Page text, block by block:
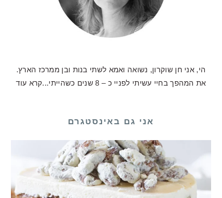
הי, אני חן שוקרון, נשואה ואמא לשתי בנות ובן ממרכז הארץ.
את המהפך בחיי עשיתי לפניי כ – 8 שנים כשהייתי...
קרא עוד
אני גם באינסטגרם